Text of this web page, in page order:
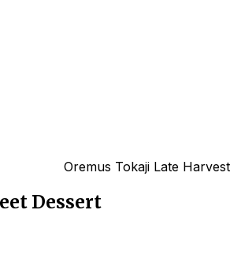
Oremus Tokaji Late
Dessert